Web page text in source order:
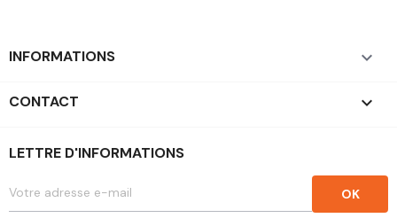
INFORMATIONS 
CONTACT keyboard_arrow_down
LETTRE D'INFORMATIONS